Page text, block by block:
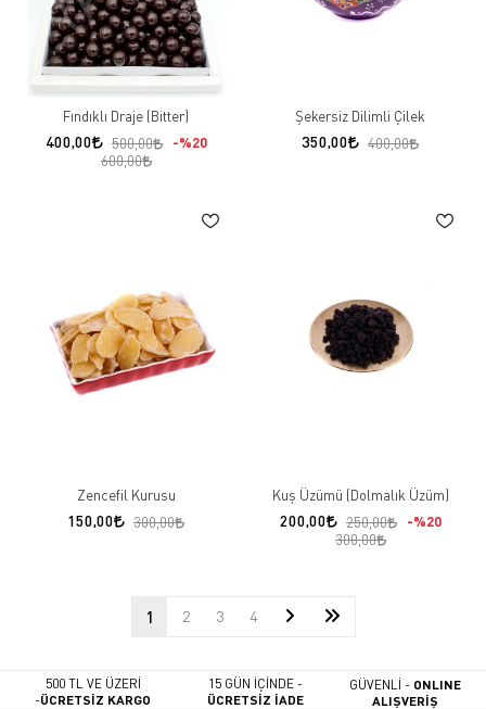
Fındıklı Draje (Bitter)
400,00 500,00
%20
600,00
Şekersiz Dilimli Çilek
350,00 400,00
Zencefil Kurusu
150,00 300,00
Kuş Üzümü (Dolmalık Üzüm)
200,00 250,00
%20
300,00
1 2 3 4
500 TL VE ÜZERİ
-ÜCRETSİZ KARGO
15 GÜN İÇİNDE -
ÜCRETSİZ İADE
GÜVENLİ - ONLINE
ALIŞVERİŞ